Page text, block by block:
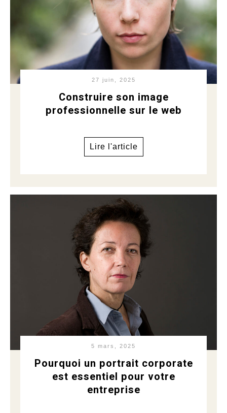
27 juin, 2025
Construire son image
professionnelle sur le web
Lire l'article
5 mars, 2025
Pourquoi un portrait corporate
est essentiel pour votre
entreprise